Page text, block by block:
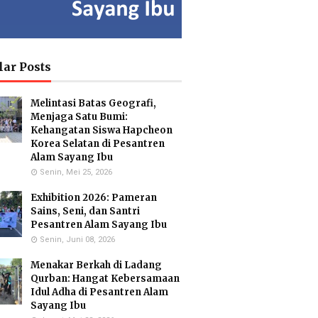
MI
Yayuk Sundari, SE
Food Quality Control
Suhariningsih, M.
Biology
Maulana Malik
Irsyad, M.Pd
Biology Teacher
Posts
Melintasi Batas Geografi,
Menjaga Satu Bumi:
Kehangatan Siswa Hapcheon
Korea Selatan di Pesantren
Alam Sayang Ibu
Senin, Mei 25, 2026
Exhibition 2026: Pameran
Sains, Seni, dan Santri
Pesantren Alam Sayang Ibu
Senin, Juni 08, 2026
Menakar Berkah di Ladang
Qurban: Hangat Kebersamaan
Idul Adha di Pesantren Alam
Sayang Ibu